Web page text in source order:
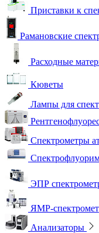
Приставки к
Рамановские
Расходные
Кюветы
Лампы для
Спектрометры
ЭПР
ЯМР-
Анализаторы